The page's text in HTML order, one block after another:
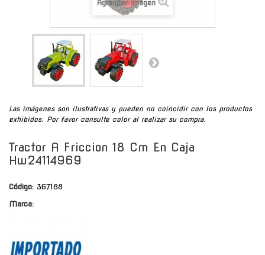
Agrandar Imagen
Las imágenes son ilustrativas y pueden no coincidir con los productos
exhibidos. Por favor consulte color al realizar su compra.
Tractor A Friccion 18 Cm En Caja
Hw24114969
Código: 367188
Marca: